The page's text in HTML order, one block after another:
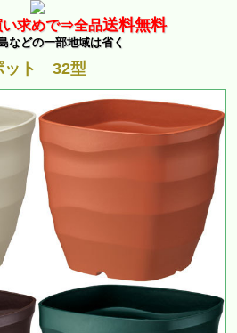
い求めで⇒全品送料無料
などの一部地域は省く
ット 32型